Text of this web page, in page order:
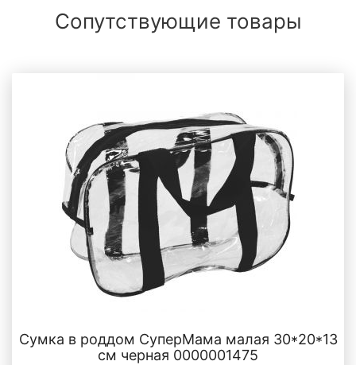
Сопутствующие товары
Сумка в роддом СуперМама малая 30*20*13
см черная 0000001475